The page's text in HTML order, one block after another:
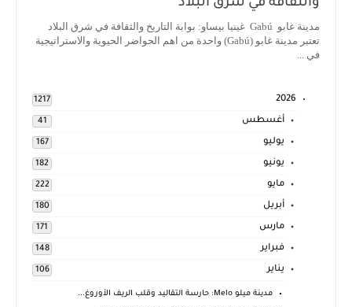
والثقافة في شرق البلاد
مدينة غابو Gabú غينيا بيساو: بوابة التاريخ والثقافة في شرق البلاد
تعتبر مدينة غابو (Gabú) واحدة من اهم الحواضر الحيوية والاستراتيجية
في ...
2026
1217
أغسطس 41
يوليو 167
يونيو 182
مايو 222
أبريل 180
مارس 171
فبراير 148
يناير 106
مدينة ميلو Melo: حارسة التقاليد وقلب الريف الأوروغ...